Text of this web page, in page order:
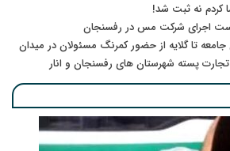
کردم نه ثبت شد!
دست اجرای شرکت مس در رفسنجان
تا گلایه از حضور کمرنگ مسئولان در میدان
پسته شهرستان های رفسنجان و انار